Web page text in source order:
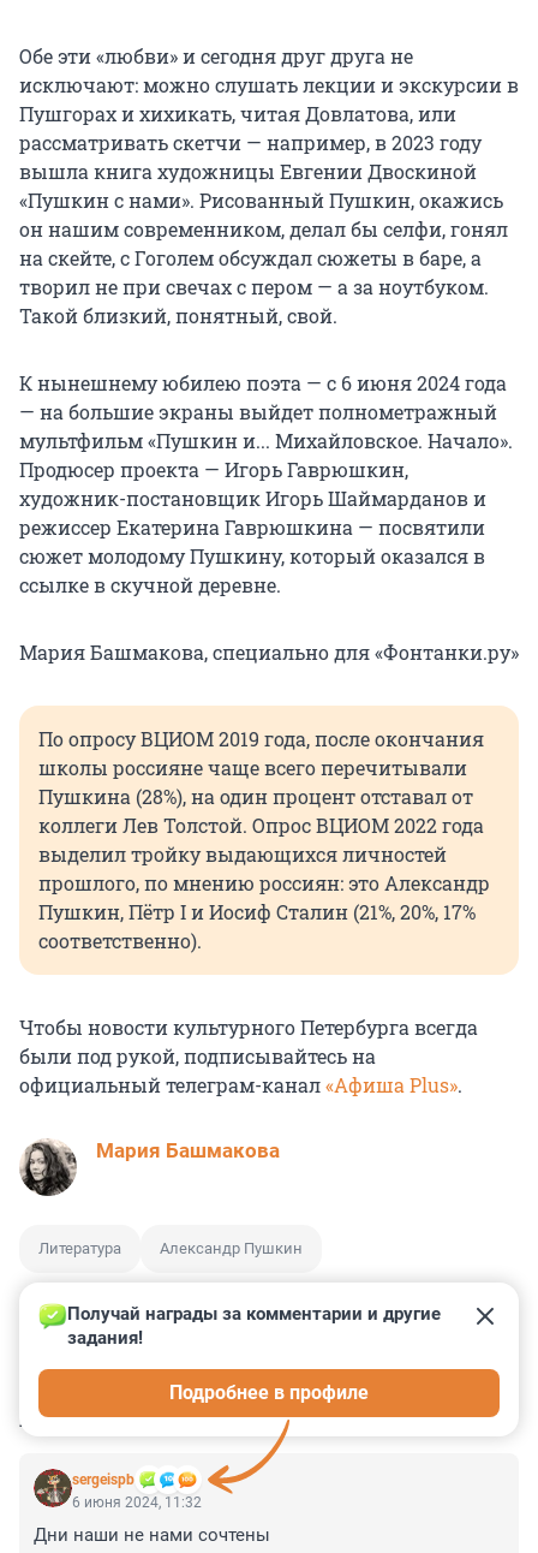
Обе эти «любви» и сегодня друг друга не
исключают: можно слушать лекции и экскурсии в
Пушгорах и хихикать, читая Довлатова, или
рассматривать скетчи — например, в 2023 году
вышла книга художницы Евгении Двоскиной
«Пушкин с нами». Рисованный Пушкин, окажись
он нашим современником, делал бы селфи, гонял
на скейте, с Гоголем обсуждал сюжеты в баре, а
творил не при свечах с пером — а за ноутбуком.
Такой близкий, понятный, свой.
К нынешнему юбилею поэта — с 6 июня 2024 года
— на большие экраны выйдет полнометражный
мультфильм «Пушкин и... Михайловское. Начало».
Продюсер проекта — Игорь Гаврюшкин,
художник-постановщик Игорь Шаймарданов и
режиссер Екатерина Гаврюшкина — посвятили
сюжет молодому Пушкину, который оказался в
ссылке в скучной деревне.
Мария Башмакова, специально для «Фонтанки.ру»
По опросу ВЦИОМ 2019 года, после окончания
школы россияне чаще всего перечитывали
Пушкина (28%), на один процент отставал от
коллеги Лев Толстой. Опрос ВЦИОМ 2022 года
выделил тройку выдающихся личностей
прошлого, по мнению россиян: это Александр
Пушкин, Пётр I и Иосиф Сталин (21%, 20%, 17%
соответственно).
Чтобы новости культурного Петербурга всегда
были под рукой, подписывайтесь на
официальный телеграм-канал«Афиша Plus».
Мария Башмакова
Литература Александр Пушкин
КОММЕНТАРИИ 4
sergeispb
Получай награды за комментарии и другие
задания!
Подробнее в профиле
6 июня 2024, 11:32
Дни наши не нами сочтены